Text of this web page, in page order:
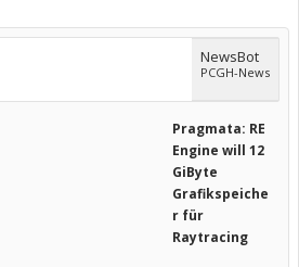
NewsBot
PCGH-News
Pragmata: RE
Engine will 12
GiByte
Grafikspeiche
r für
Raytracing